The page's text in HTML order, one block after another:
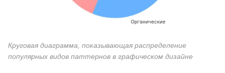
Круговая диаграмма, показывающая распределение
популярных видов паттернов в графическом дизайне